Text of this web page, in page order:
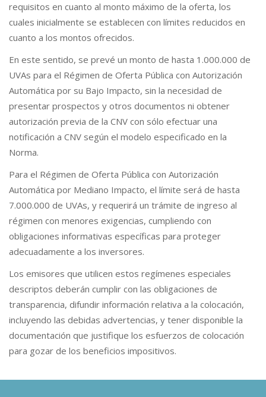
requisitos en cuanto al monto máximo de la oferta, los
cuales inicialmente se establecen con límites reducidos en
cuanto a los montos ofrecidos.
En este sentido, se prevé un monto de hasta 1.000.000 de
UVAs para el Régimen de Oferta Pública con Autorización
Automática por su Bajo Impacto, sin la necesidad de
presentar prospectos y otros documentos ni obtener
autorización previa de la CNV con sólo efectuar una
notificación a CNV según el modelo especificado en la
Norma.
Para el Régimen de Oferta Pública con Autorización
Automática por Mediano Impacto, el límite será de hasta
7.000.000 de UVAs, y requerirá un trámite de ingreso al
régimen con menores exigencias, cumpliendo con
obligaciones informativas específicas para proteger
adecuadamente a los inversores.
Los emisores que utilicen estos regímenes especiales
descriptos deberán cumplir con las obligaciones de
transparencia, difundir información relativa a la colocación,
incluyendo las debidas advertencias, y tener disponible la
documentación que justifique los esfuerzos de colocación
para gozar de los beneficios impositivos.